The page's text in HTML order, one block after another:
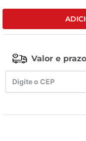
Valor e